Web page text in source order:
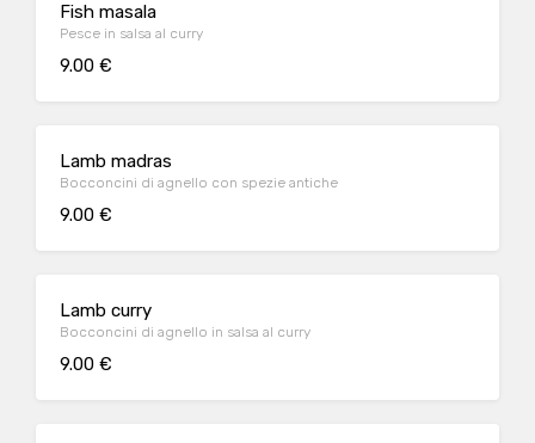
Fish masala
Pesce in salsa al curry
9.00 €
Lamb madras
Bocconcini di agnello con spezie antiche
9.00 €
Lamb curry
Bocconcini di agnello in salsa al curry
9.00 €